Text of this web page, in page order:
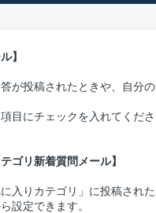
】
が投稿されたときや、自分
目にチェックを入れてくださ
ゴリ新着質問メール】
入りカテゴリ」に投稿され
設定できます。